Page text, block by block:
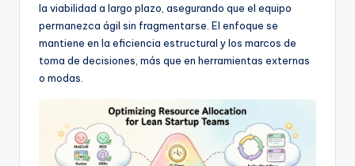
it
la viabilidad a largo plazo, asegurando que el equipo
permanezca ágil sin fragmentarse. El enfoque se
mantiene en la eficiencia estructural y los marcos de
toma de decisiones, más que en herramientas externas
o modas.